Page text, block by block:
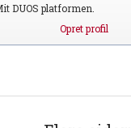
DUOS platformen.
Opret profil